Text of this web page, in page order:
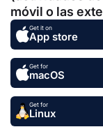
móvil o las
Get it on
App store
Get for
macOS
Get for
Linux